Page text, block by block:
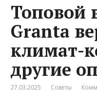
Топовой
Granta
климат-
другие
27.03.2025 Советы